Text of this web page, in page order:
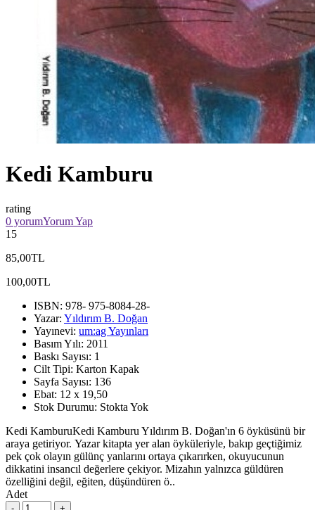
Kedi Kamburu
rating
0 yorumYorum Yap
15
85,00TL
100,00TL
ISBN: 978- 975-8084-28-
Yazar: Yıldırım B. Doğan
Yayınevi: um:ag Yayınları
Basım Yılı: 2011
Baskı Sayısı: 1
Cilt Tipi: Karton Kapak
Sayfa Sayısı: 136
Ebat: 12 x 19,50
Stok Durumu: Stokta Yok
Kedi KamburuKedi Kamburu Yıldırım B. Doğan'ın 6 öyküsünü bir
araya getiriyor. Yazar kitapta yer alan öyküleriyle, bakıp geçtiğimiz
pek çok olayın gülünç yanlarını ortaya çıkarırken, okuyucunun
dikkatini insancıl değerlere çekiyor. Mizahın yalnızca güldüren
özelliğini değil, eğiten, düşündüren ö..
Adet